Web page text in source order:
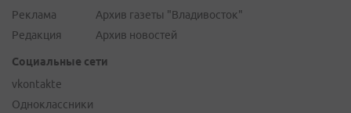
Реклама
Редакция
Архив газеты "Владивосток"
Архив новостей
Социальные сети
vkontakte
Одноклассники